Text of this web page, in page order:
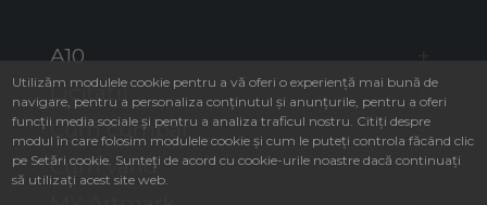
A10
Licitații
Cum cumpăr
Cum vând
Utilizăm modulele cookie pentru a vă oferi o experiență mai bună de
navigare, pentru a personaliza conținutul și anunțurile, pentru a oferi
funcții media sociale și pentru a analiza traficul nostru. Citiți despre
modul în care folosim modulele cookie și cum le puteți controla făcând clic
pe Setări cookie. Sunteți de acord cu cookie-urile noastre dacă continuați
să utilizați acest site web.